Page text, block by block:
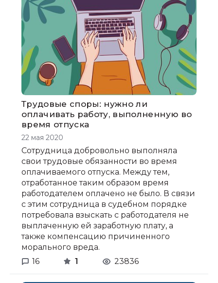
Трудовые споры: нужно ли
оплачивать работу, выполненную во
время отпуска
22 мая 2020
Сотрудница добровольно выполняла
свои трудовые обязанности во время
оплачиваемого отпуска. Между тем,
отработанное таким образом время
работодателем оплачено не было. В связи
с этим сотрудница в судебном порядке
потребовала взыскать с работодателя не
выплаченную ей заработную плату, а
также компенсацию причиненного
морального вреда.
16
1 23836